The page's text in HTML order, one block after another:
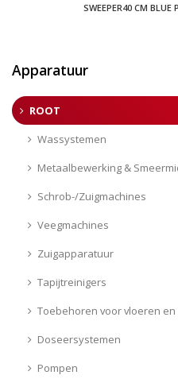
SWEEPER40 CM BLUE
Apparatuur
ROOT
Wassystemen
Metaalbewerking &
Schrob-/Zuigmachines
Veegmachines
Zuigapparatuur
Tapijtreinigers
Toebehoren voor vloeren
Doseersystemen
Pompen